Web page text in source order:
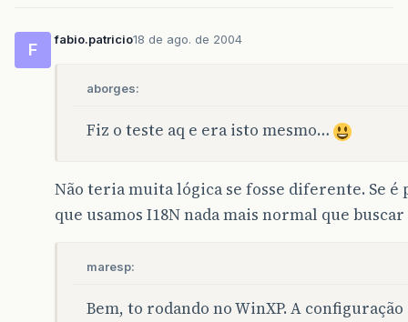
F
fabio.patricio18 de ago. de 2004
aborges:
Fiz o teste aq e era isto mesmo…
Não teria muita lógica se fosse diferente. Se é
que usamos I18N nada mais normal que
maresp:
Bem, to rodando no WinXP. A